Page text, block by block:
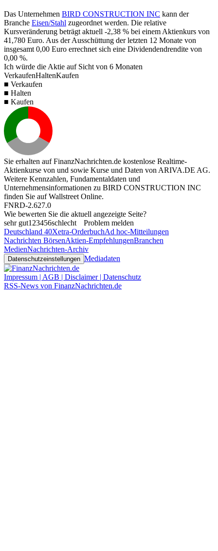
Das Unternehmen BIRD CONSTRUCTION INC kann der
Branche Eisen/Stahl zugeordnet werden. Die relative
Kursveränderung beträgt aktuell -2,38 % bei einem Aktienkurs von
41,780 Euro. Aus der Ausschüttung der letzten 12 Monate von
insgesamt 0,00 Euro errechnet sich eine Dividendendrendite von
0,00 %.
Ich würde die Aktie auf Sicht von 6 Monaten
VerkaufenHaltenKaufen
■ Verkaufen
■ Halten
■ Kaufen
Sie erhalten auf FinanzNachrichten.de kostenlose Realtime-
Aktienkurse von und sowie Kurse und Daten von ARIVA.DE AG.
Weitere Kennzahlen, Fundamentaldaten und
Unternehmensinformationen zu BIRD CONSTRUCTION INC
finden Sie aufWallstreet Online.
FNRD-2.627.0
Wie bewerten Sie die aktuell angezeigte Seite?
sehr gut1 23456schlecht
Problem melden
Deutschland 40Xetra-OrderbuchAd hoc-Mitteilungen
Nachrichten BörsenAktien-EmpfehlungenBranchen
MedienNachrichten-Archiv
Datenschutzeinstellungen Mediadaten
Impressum | AGB | Disclaimer | Datenschutz
RSS-News von FinanzNachrichten.de